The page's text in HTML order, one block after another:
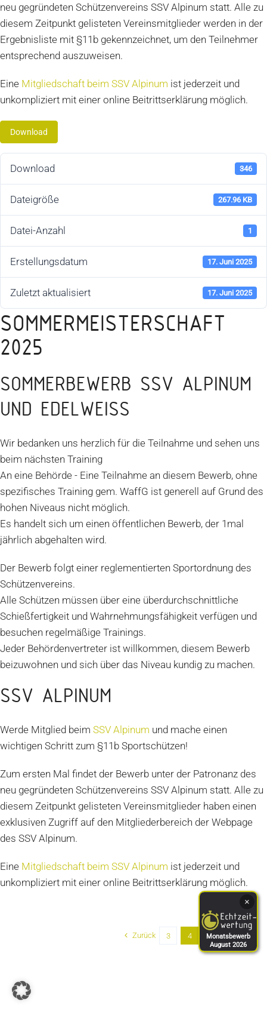
neu gegründeten Schützenvereins SSV Alpinum statt. Alle zu
diesem Zeitpunkt gelisteten Vereinsmitglieder werden in der
Ergebnisliste mit §11b gekennzeichnet, um den Teilnehmer
entsprechend auszuweisen.
Eine Mitgliedschaft beim SSV Alpinum ist jederzeit und
unkompliziert mit einer online Beitrittserklärung möglich.
Download
Download 346
Dateigröße 267.96 KB
Datei-Anzahl 1
Erstellungsdatum 17. Juni 2025
Zuletzt aktualisiert 17. Juni 2025
SOMMERMEISTERSCHAFT
2025
SOMMERBEWERB SSV ALPINUM
UND EDELWEISS
Wir bedanken uns herzlich für die Teilnahme und sehen uns
beim nächsten Training
An eine Behörde - Eine Teilnahme an diesem Bewerb, ohne
spezifisches Training gem. WaffG ist generell auf Grund des
hohen Niveaus nicht möglich.
Es handelt sich um einen öffentlichen Bewerb, der 1mal
jährlich abgehalten wird.
Der Bewerb folgt einer reglementierten Sportordnung des
Schützenvereins.
Alle Schützen müssen über eine überdurchschnittliche
Schießfertigkeit und Wahrnehmungsfähigkeit verfügen und
besuchen regelmäßige Trainings.
Jeder Behördenvertreter ist willkommen, diesem Bewerb
beizuwohnen und sich über das Niveau kundig zu machen.
SSV ALPINUM
Werde Mitglied beim SSV Alpinum und mache einen
wichtigen Schritt zum §11b Sportschützen!
Zum ersten Mal findet der Bewerb unter der Patronanz des
neu gegründeten Schützenvereins SSV Alpinum statt. Alle zu
diesem Zeitpunkt gelisteten Vereinsmitglieder haben einen
exklusiven Zugriff auf den Mitgliederbereich der Webpage
des SSV Alpinum.
Eine Mitgliedschaft beim SSV Alpinum ist jederzeit und
unkompliziert mit einer online Beitrittserklärung möglich.
Zurück 3 4 5 Weiter
×
Monatsbewerb
August 2026